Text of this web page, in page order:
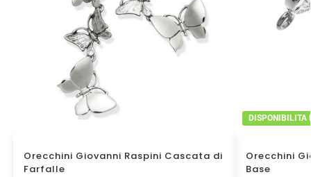
Orecchini Giovanni Raspini Cascata di
Farfalle
DISPONIBILITA
Orecchini
Base